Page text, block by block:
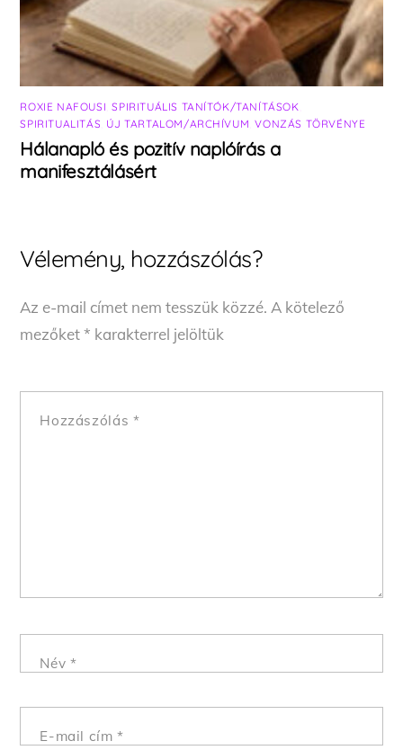
ROXIE NAFOUSI ,SPIRITUÁLIS TANÍTÓK/TANÍTÁSOK
SPIRITUALITÁS ÚJ TARTALOM/ARCHÍVUM ,VONZÁS TÖRVÉNYE
Hálanapló és pozitív naplóírás a
manifesztálásért
Vélemény, hozzászólás?
Az e-mail címet nem tesszük közzé. A kötelező
mezőket* karakterrel jelöltük
Hozzászólás *
Név *
E-mail cím*